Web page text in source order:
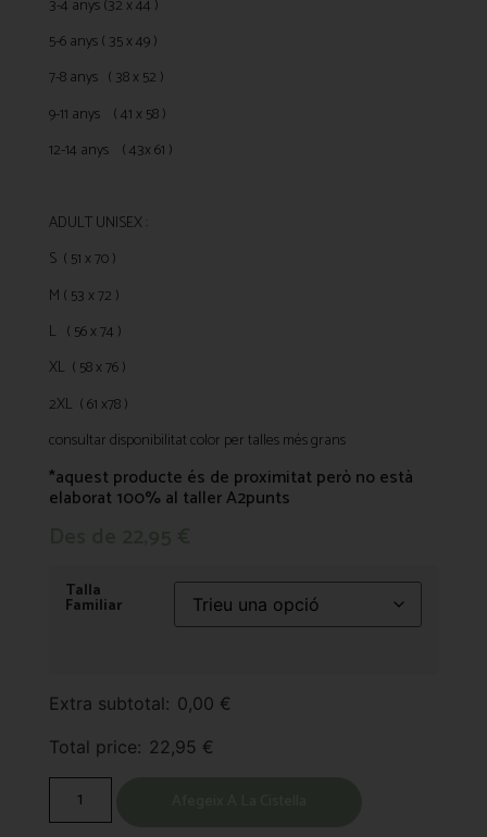
3-4 anys (32 x 44 )
5-6 anys ( 35 x 49 )
7-8 anys ( 38 x 52 )
9-11 anys ( 41 x 58 )
12-14 anys ( 43x 61 )
ADULT UNISEX :
S ( 51 x 70 )
M ( 53 x 72 )
L ( 56 x 74 )
XL ( 58 x 76 )
2XL ( 61 x78 )
consultar disponibilitat color per talles més grans
*aquest producte és de proximitat però no està
elaborat 100% al taller A2punts
Talla
Familiar
Extra subtotal: 0,00 €
Total price: 22,95 €